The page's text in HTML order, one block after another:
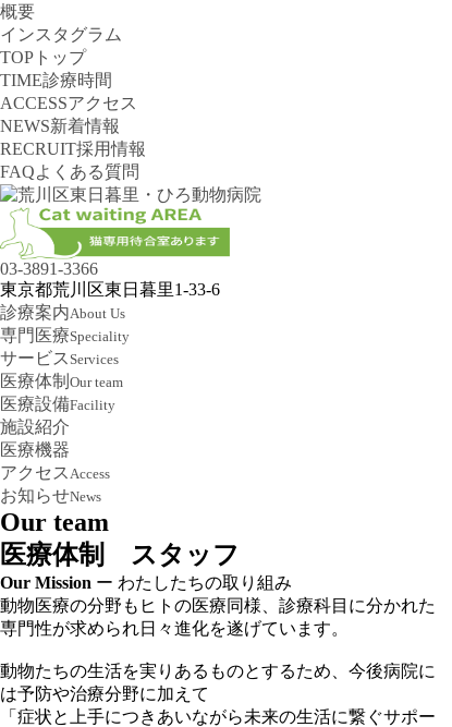
概要
インスタグラム
TOP トップ
TIME診療時間
ACCESSアクセス
NEWS新着情報
RECRUIT採用情報
FAQよくある質問
03-3891-3366
東京都荒川区東日暮里1-33-6
診療案内About Us
専門医療Speciality
サービス Services
医療体制 Our team
医療設備Facility
施設紹介
医療機器
アクセス Access
お知らせNews
Our team
医療体制 スタッフ
Our Mission ー わたしたちの取り組み
動物医療の分野もヒトの医療同様、診療科目に分かれた
専門性が求められ日々進化を遂げています。
動物たちの生活を実りあるものとするため、今後病院に
は予防や治療分野に加えて
「症状と上手につきあいながら未来の生活に繋ぐサポー